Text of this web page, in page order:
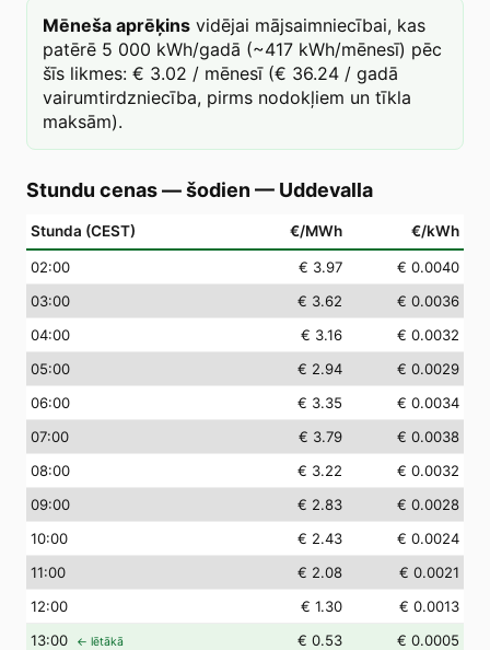
Mēneša aprēķins vidējai mājsaimniecībai, kas
patērē 5 000 kWh/gadā (~417 kWh/mēnesī) pēc
šīs likmes: € 3.02 / mēnesī (€ 36.24 / gadā
vairumtirdzniecība, pirms nodokļiem un tīkla
maksām).
Stundu cenas — šodien — Uddevalla
Stunda (CEST) €/MWh €/kWh
02:00 € 3.97
€ 0.0040
03:00 € 3.62
€ 0.0036
04:00 € 3.16
€ 0.0032
05:00 € 2.94
€ 0.0029
06:00 € 3.35
€ 0.0034
07:00 € 3.79
€ 0.0038
08:00 € 3.22
€ 0.0032
09:00 € 2.83
€ 0.0028
10:00 € 2.43
€ 0.0024
11:00 € 2.08
€ 0.0021
12:00 € 1.30
€ 0.0013
13:00 ← lētākā € 0.53
€ 0.0005